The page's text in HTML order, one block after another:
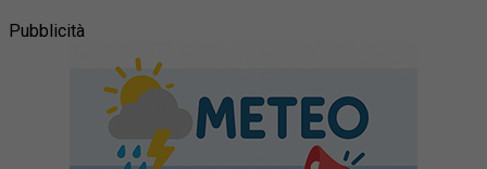
Pubblicità